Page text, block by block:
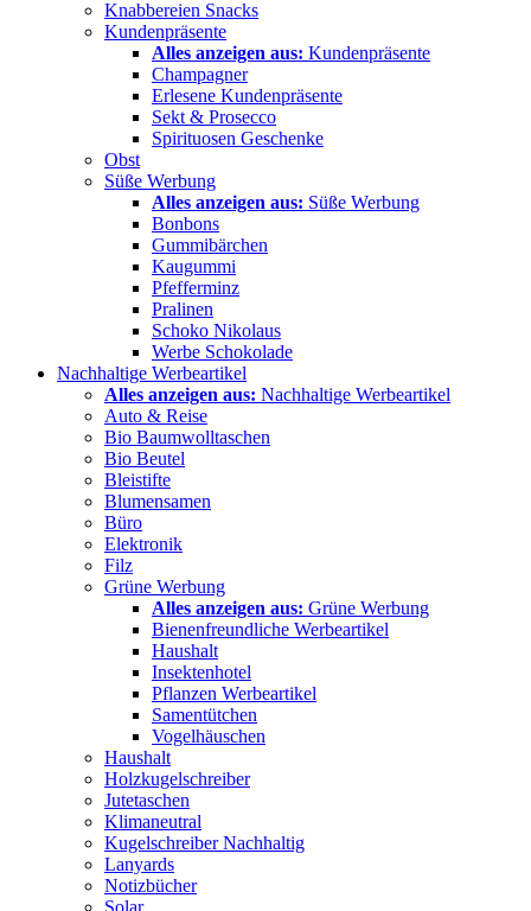
Knabbereien Snacks
Kundenpräsente
Alles anzeigen aus: Kundenpräsente
Champagner
Erlesene Kundenpräsente
Sekt & Prosecco
Spirituosen Geschenke
Obst
Süße Werbung
Alles anzeigen aus: Süße Werbung
Bonbons
Gummibärchen
Kaugummi
Pfefferminz
Pralinen
Schoko Nikolaus
Werbe Schokolade
Nachhaltige Werbeartikel
Alles anzeigen aus: Nachhaltige Werbeartikel
Auto & Reise
Bio Baumwolltaschen
Bio Beutel
Bleistifte
Blumensamen
Büro
Elektronik
Filz
Grüne Werbung
Alles anzeigen aus: Grüne Werbung
Bienenfreundliche Werbeartikel
Haushalt
Insektenhotel
Pflanzen Werbeartikel
Samentütchen
Vogelhäuschen
Haushalt
Holzkugelschreiber
Jutetaschen
Klimaneutral
Kugelschreiber Nachhaltig
Lanyards
Notizbücher
Solar